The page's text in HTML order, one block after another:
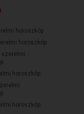
horoszkóp
horoszkóp
szerelmi
horoszkóp
horoszkóp